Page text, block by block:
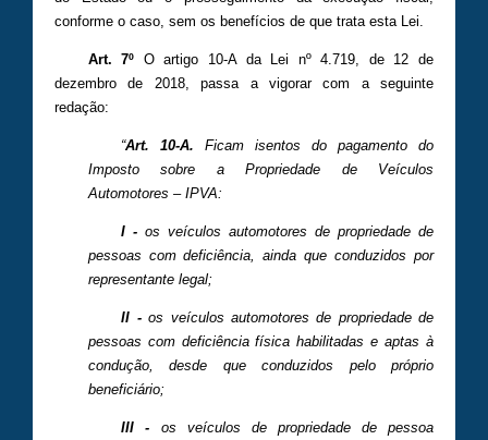
conforme o caso, sem os benefícios de que trata esta Lei.
Art. 7º O artigo 10-A da Lei nº 4.719, de 12 de
dezembro de 2018, passa a vigorar com a seguinte
redação:
“Art. 10-A. Ficam isentos do pagamento do
Imposto sobre a Propriedade de Veículos
Automotores – IPVA:
I - os veículos automotores de propriedade de
pessoas com deficiência, ainda que conduzidos por
representante legal;
II -os veículos automotores de propriedade de
pessoas com deficiência física habilitadas e aptas à
condução, desde que conduzidos pelo próprio
beneficiário;
III - os veículos de propriedade de pessoa